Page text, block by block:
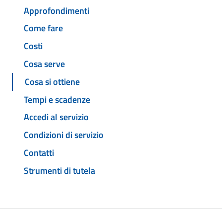
Approfondimenti
Come fare
Costi
Cosa serve
Cosa si ottiene
Tempi e scadenze
Accedi al servizio
Condizioni di servizio
Contatti
Strumenti di tutela